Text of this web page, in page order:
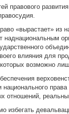
правового
«вырастает» из
наднациональным
влияния для
возможно
национального
отношений,
избегать